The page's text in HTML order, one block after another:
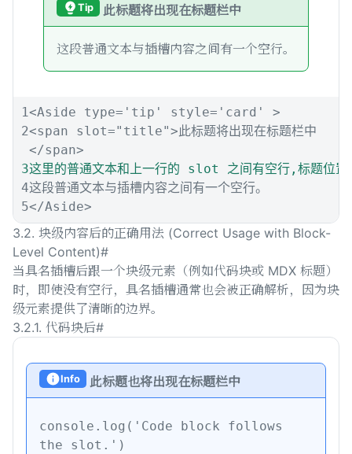
Tip 此标题将出现在标题栏中
这段普通文本与插槽内容之间有一个空行。
1<Aside type= ' tip ' style= ' card '
>
2<span slot=" title">此标题将出现在标题栏中
</span>
3
4这段普通文本与插槽内容之间有一个空行。
5</Aside>
3.2. 块级内容后的正确用法 (Correct Usage with Block-
Level Content)#
当具名插槽后跟一个块级元素（例如代码块或 MDX 标题）
时，即使没有空行，具名插槽通常也会被正确解析，因为块
级元素提供了清晰的边界。
3.2.1. 代码块后#
Info 此标题也将出现在标题栏中
console . log ( ' Code block follows
the slot. ' )